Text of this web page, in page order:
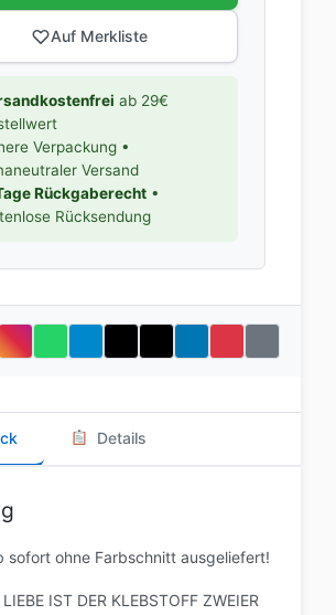
Auf Merkliste
ab 29€
Verpackung •
Versand
Rückgaberecht•
Rücksendung
Details
sofort ohne Farbschnitt ausgeliefert!
IST DER KLEBSTOFF ZWEIER